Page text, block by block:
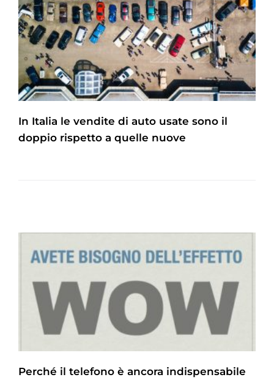
In Italia le vendite di auto usate sono il
doppio rispetto a quelle nuove
Perché il telefono è ancora indispensabile